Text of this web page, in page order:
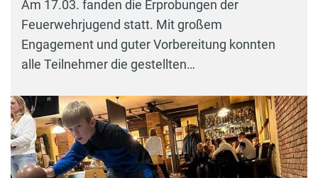
Am 17.03. fanden die Erprobungen der
Feuerwehrjugend statt. Mit großem
Engagement und guter Vorbereitung konnten
alle Teilnehmer die gestellten…